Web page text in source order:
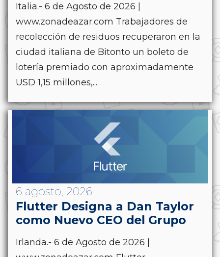
Italia.- 6 de Agosto de 2026 |
www.zonadeazar.com Trabajadores de
recolección de residuos recuperaron en la
ciudad italiana de Bitonto un boleto de
lotería premiado con aproximadamente
USD 1,15 millones,...
6 agosto, 2026
Flutter Designa a Dan Taylor
como Nuevo CEO del Grupo
Irlanda.- 6 de Agosto de 2026 |